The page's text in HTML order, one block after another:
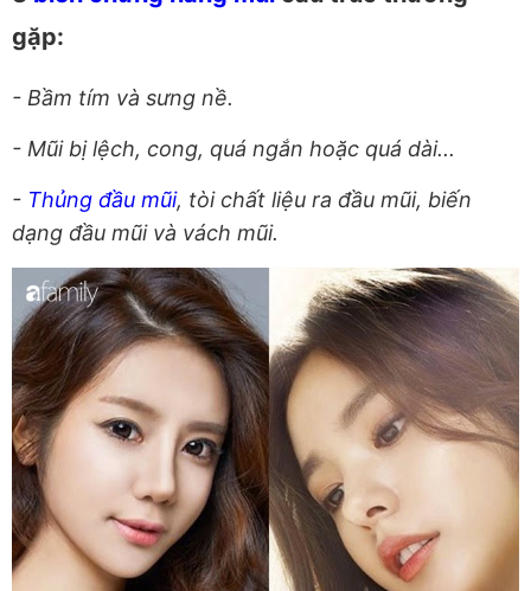
gặp:
- Bầm tím và sưng nề.
- Mũi bị lệch, cong, quá ngắn hoặc quá dài...
- Thủng đầu mũi, tòi chất liệu ra đầu mũi, biến
dạng đầu mũi và vách mũi.